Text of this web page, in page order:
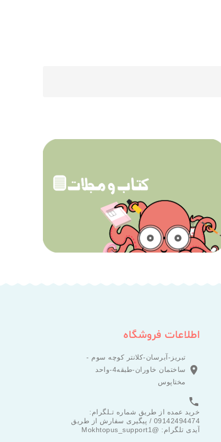
اطلاعات فروشگاه

تبریز-آبرسان-کلانتر کوچه سوم -
ساختمان خاوران-طبقه4-واحد
مختاپوس

خرید عمده از طریق شماره تـلگرام:
09142494474 / پیگیری سفارش از طریق
آیدی تلگرام: @Mokhtopus_support1